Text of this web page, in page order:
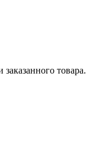
заказанного товара.